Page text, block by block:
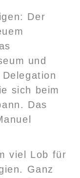
Der
und
sich beim
Das
viel Lob für
Ganz